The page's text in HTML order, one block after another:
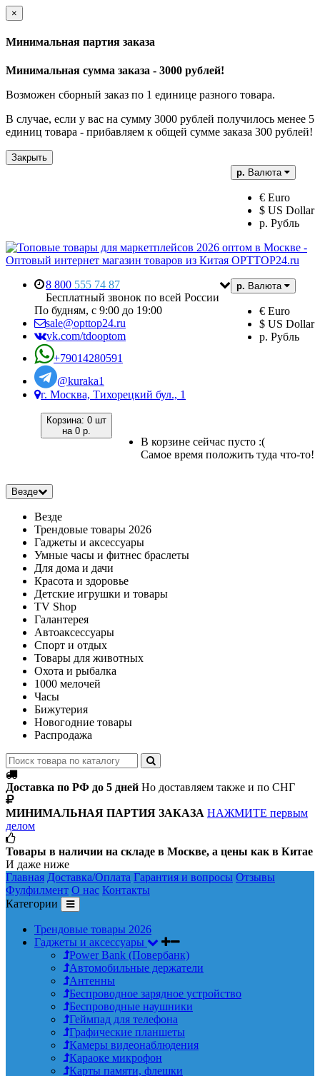
×
Минимальная партия заказа
Минимальная сумма заказа - 3000 рублей!
Возможен сборный заказ по 1 единице разного товара.
В случае, если у вас на сумму 3000 рублей получилось менее 5
единиц товара - прибавляем к общей сумме заказа 300 рублей!
Закрыть
р. Валюта
€ Euro
$ US Dollar
р. Рубль
р. Валюта
€ Euro
$ US Dollar
р. Рубль
8 800 555 74 87
Бесплатный звонок по всей России
По будням, с 9:00 до 19:00
sale@opttop24.ru
vk.com/tdooptom
+79014280591
@kuraka1
г. Москва, Тихорецкий бул., 1
Корзина: 0 шт
на 0 р.
В корзине сейчас пусто :(
Самое время положить туда что-то!
Везде
Везде
Трендовые товары 2026
Гаджеты и аксессуары
Умные часы и фитнес браслеты
Для дома и дачи
Красота и здоровье
Детские игрушки и товары
TV Shop
Галантерея
Автоаксессуары
Спорт и отдых
Товары для животных
Охота и рыбалка
1000 мелочей
Часы
Бижутерия
Новогодние товары
Распродажа
Доставка по РФ до 5 дней Но доставляем также и по СНГ
МИНИМАЛЬНАЯ ПАРТИЯ ЗАКАЗА НАЖМИТЕ первым
делом
Товары в наличии на складе в Москве, а цены как в Китае
И даже ниже
Главная Доставка/Оплата Гарантия и вопросы Отзывы
Фулфилмент О нас Контакты
Категории
Трендовые товары 2026
Гаджеты и аксессуары
Power Bank (Повербанк)
Автомобильные держатели
Антенны
Беспроводное зарядное устройство
Беспроводные наушники
Геймпад для телефона
Графические планшеты
Камеры видеонаблюдения
Караоке микрофон
Карты памяти, флешки